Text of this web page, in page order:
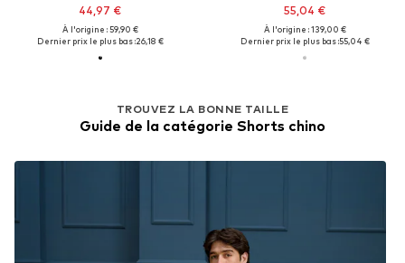
44,97 €
À l'origine : 59,90 €
Dernier prix le plus bas :26,18 €
55,04 €
À l'origine : 139,00 €
Dernier prix le plus bas :55,04 €
TROUVEZ LA BONNE TAILLE
Guide de la catégorie Shorts chino